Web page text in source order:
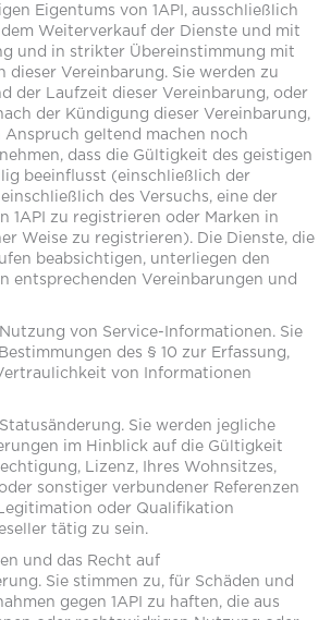
Eigentums von 1API, ausschließlich
Weiterverkauf der Dienste und mit
und in strikter Übereinstimmung mit
dieser Vereinbarung. Sie werden zu
der Laufzeit dieser Vereinbarung, oder
der Kündigung dieser Vereinbarung,
geltend machen noch
dass die Gültigkeit des geistigen
beeinflusst (einschließlich der
des Versuchs, eine der
1API zu registrieren oder Marken in
Weise zu registrieren). Die Dienste, die
beabsichtigen, unterliegen den
entsprechenden Vereinbarungen und
von Service-Informationen. Sie
des § 10 zur Erfassung,
von Informationen
Sie werden jegliche
im Hinblick auf die Gültigkeit
Lizenz, Ihres Wohnsitzes,
sonstiger verbundener Referenzen
oder Qualifikation
tätig zu sein.
und das Recht auf
Sie stimmen zu, für Schäden und
gegen 1API zu haften, die aus